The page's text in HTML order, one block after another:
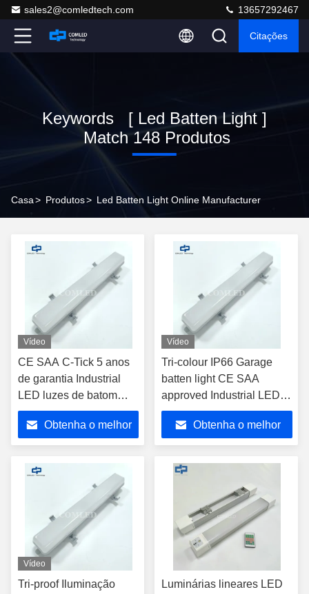
sales2@comledtech.com 13657292467
Citações
Keywords [ Led Batten Light ]
Match 148 Produtos
Casa> Produtos> Led Batten Light Online Manufacturer
Vídeo
CE SAA C-Tick 5 anos
de garantia Industrial
LED luzes de batom
Armazém 18w fogão à
prova de vapor
luminária IP65
resistente a intempéries
Batten Light 600mm
linear luzes LED para
estacionamentos
Obtenha o melhor
Vídeo
Tri-colour IP66 Garage
batten light CE SAA
approved Industrial LED
Lighting fixture 1500mm
Weatherproof LED Batten
Light 5FT 3CCT
Changeable vapor tight
light fitting
Obtenha o melhor
Vídeo
Tri-proof Iluminação
Luminárias lineares LED